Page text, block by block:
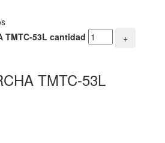
TMTC-53L cantidad
+
TMTC-53L